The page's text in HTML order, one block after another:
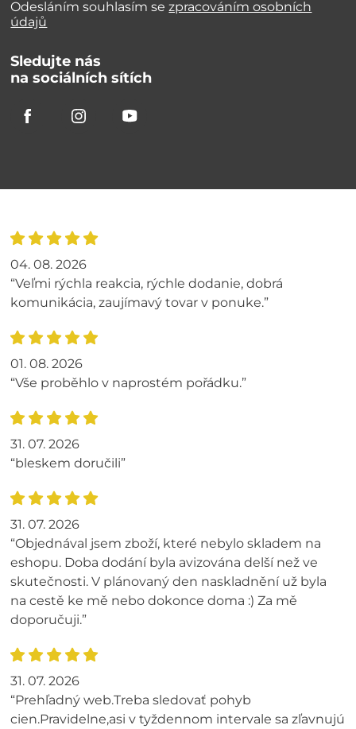
Odesláním souhlasím sezpracováním osobních
údajů
Sledujte nás
na sociálních sítích
04. 08. 2026
“Veľmi rýchla reakcia, rýchle dodanie, dobrá
komunikácia, zaujímavý tovar v ponuke.”
01. 08. 2026
“Vše proběhlo v naprostém pořádku.”
31. 07. 2026
“bleskem doručili”
31. 07. 2026
“Objednával jsem zboží, které nebylo skladem na
eshopu. Doba dodání byla avizována delší než ve
skutečnosti. V plánovaný den naskladnění už byla
na cestě ke mě nebo dokonce doma :) Za mě
doporučuji.”
31. 07. 2026
“Prehľadný web.Treba sledovať pohyb
cien.Pravidelne,asi v tyždennom intervale sa zľavnujú